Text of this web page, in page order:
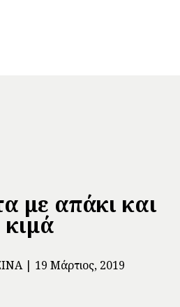
με απάκι και
κιμά
19 Μάρτιος, 2019